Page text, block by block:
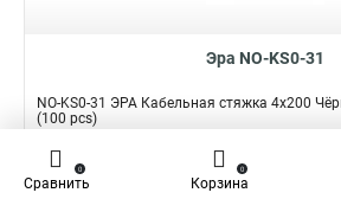
Эра NO-KS0-31
NO-KS0-31 ЭРА Кабельная стяжка 4x200
(100 pcs)
Подробнее
Наличие:
Сравнить
0
Корзина
0